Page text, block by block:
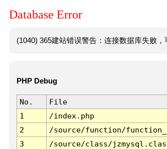
Database Error
(1040) 365建站错误警告：连接数据库失败
PHP Debug
No. File
1
/index.php
2
/source/function/
3
/source/class/